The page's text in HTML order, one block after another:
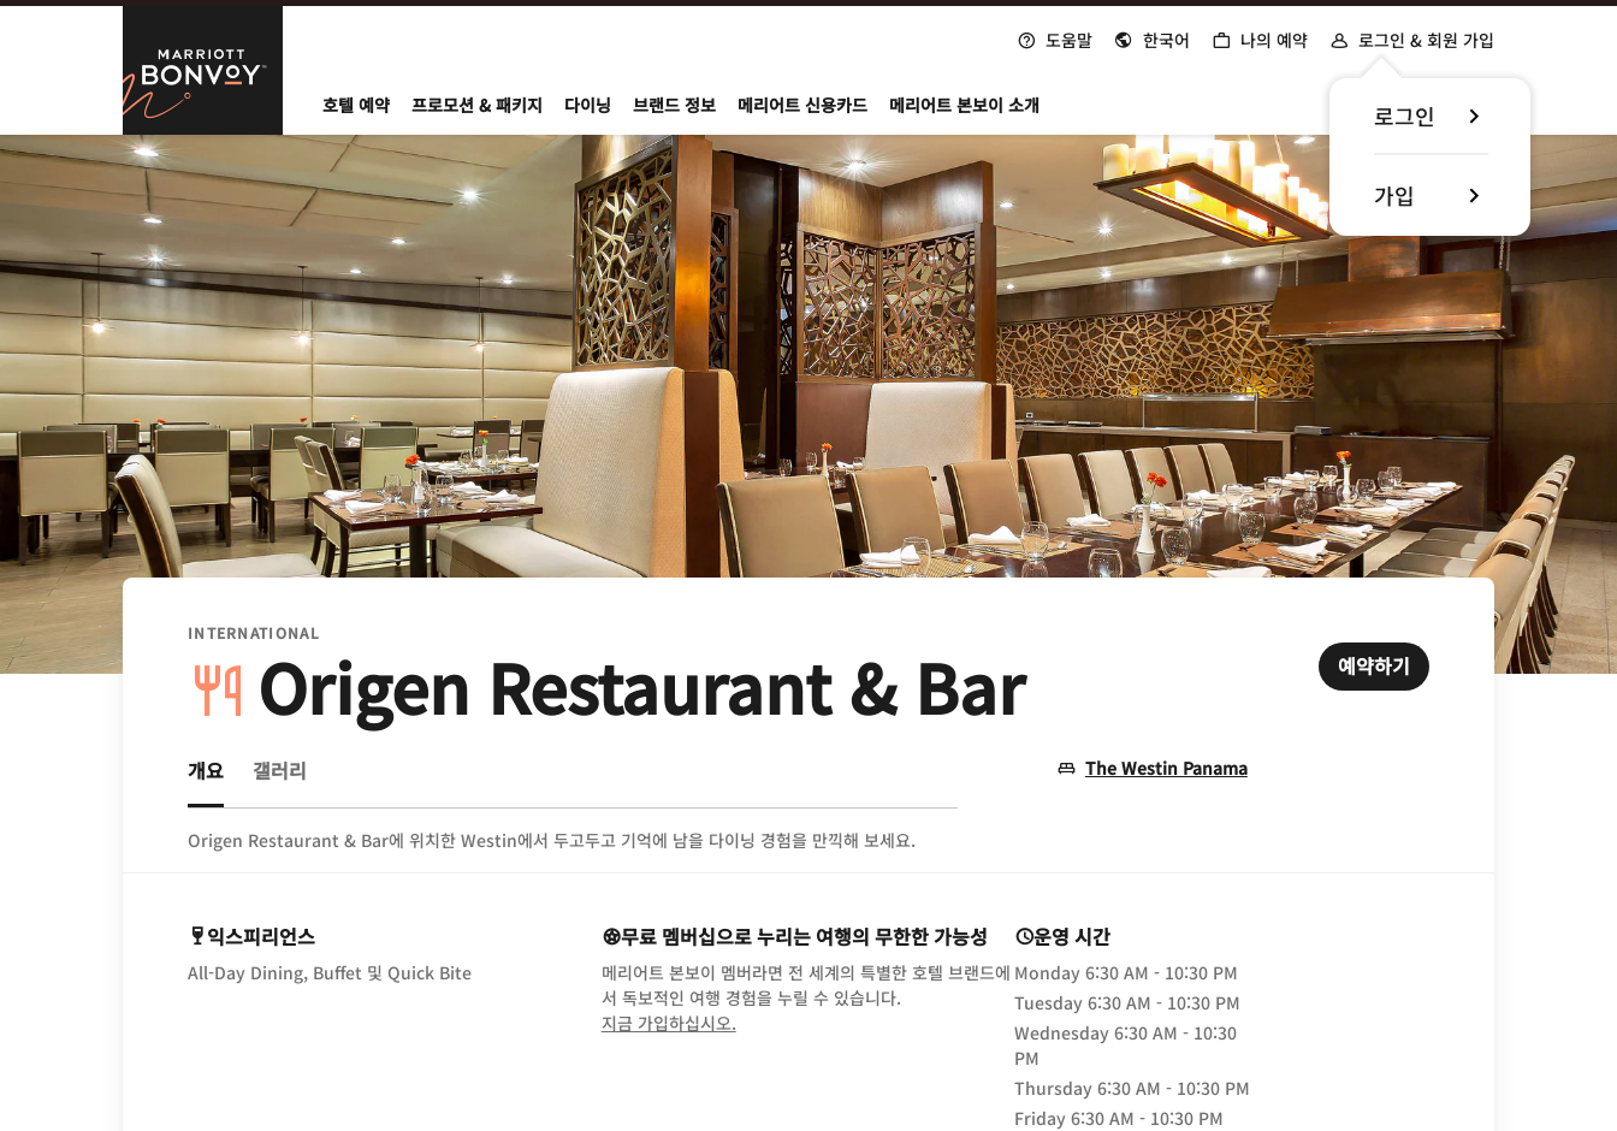
Skip to Content
Marriott Bonvoy
도움말 한국어 나의 예약 로그인 & 회원 가입
로그인
가입
호텔 예약 프로모션 & 패키지 다이닝 브랜드 정보 메리어트 신용카드 메리어트 본보이 소개
INTERNATIONAL
Origen Restaurant & Bar 예약하기
개요 갤러리
Origen Restaurant & Bar에 위치한 Westin에서 두고두고 기억에 남을 다이닝 경험을 만끽해 보세요.
The Westin PanamaOpens In New Window
익스피리언스
All-Day Dining, Buffet 및 Quick Bite
무료 멤버십으로 누리는 여행의 무한한 가능성
메리어트 본보이 멤버라면 전 세계의 특별한 호텔 브랜드에
서 독보적인 여행 경험을 누릴 수 있습니다.
지금 가입하십시오.opens in new window
운영 시간
Monday 6:30 AM - 10:30 PM
Tuesday 6:30 AM - 10:30 PM
Wednesday 6:30 AM - 10:30
PM
Thursday 6:30 AM - 10:30 PM
Friday 6:30 AM - 10:30 PM